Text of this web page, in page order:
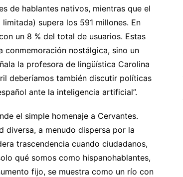
de hablantes nativos, mientras que el
supera los 591 millones. En
un 8 % del total de usuarios. Estas
conmemoración nostálgica, sino un
la profesora de lingüística Carolina
deberíamos también discutir políticas
ante la inteligencia artificial”.
el simple homenaje a Cervantes.
diversa, a menudo dispersa por la
trascendencia cuando ciudadanos,
qué somos como hispanohablantes,
fijo, se muestra como un río con